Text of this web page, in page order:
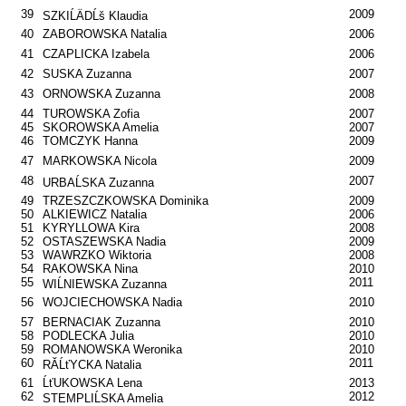
39
SZKIĹÄDĹš Klaudia
2009
40
ZABOROWSKA Natalia
2006
41
CZAPLICKA Izabela
2006
42
SUSKA Zuzanna
2007
43
ORNOWSKA Zuzanna
2008
44
TUROWSKA Zofia
2007
45
SKOROWSKA Amelia
2007
46
TOMCZYK Hanna
2009
47
MARKOWSKA Nicola
2009
48
URBAĹSKA Zuzanna
2007
49
TRZESZCZKOWSKA Dominika
2009
50
ALKIEWICZ Natalia
2006
51
KYRYLLOWA Kira
2008
52
OSTASZEWSKA Nadia
2009
53
WAWRZKO Wiktoria
2008
54
RAKOWSKA Nina
2010
55
WIĹNIEWSKA Zuzanna
2011
56
WOJCIECHOWSKA Nadia
2010
57
BERNACIAK Zuzanna
2010
58
PODLECKA Julia
2010
59
ROMANOWSKA Weronika
2010
60
RĂĹťYCKA Natalia
2011
61
ĹťUKOWSKA Lena
2013
62
STEMPLIĹSKA Amelia 2012